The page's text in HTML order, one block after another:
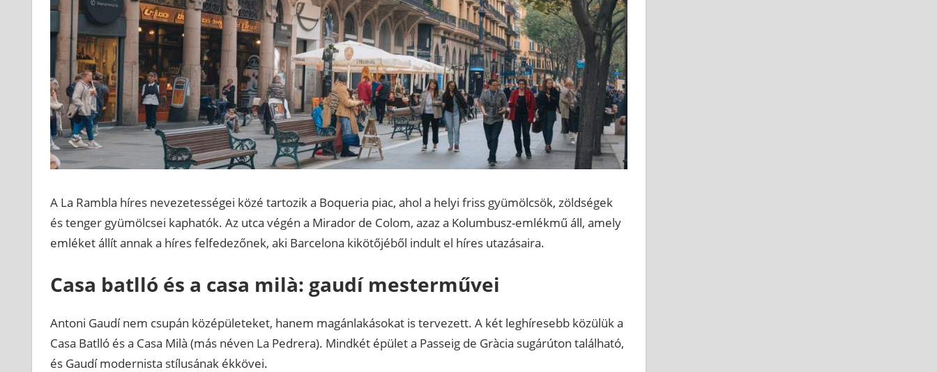
A La Rambla híres nevezetességei közé tartozik a Boqueria piac, ahol a helyi friss gyümölcsök, zöldségek
és tenger gyümölcsei kaphatók. Az utca végén a Mirador de Colom, azaz a Kolumbusz-emlékmű áll, amely
emléket állít annak a híres felfedezőnek, aki Barcelona kikötőjéből indult el híres utazásaira.
Casa batlló és a casa milà: gaudí mesterművei
Antoni Gaudí nem csupán középületeket, hanem magánlakásokat is tervezett. A két leghíresebb közülük a
Casa Batlló és a Casa Milà (más néven La Pedrera). Mindkét épület a Passeig de Gràcia sugárúton található,
és Gaudí modernista stílusának ékkövei.